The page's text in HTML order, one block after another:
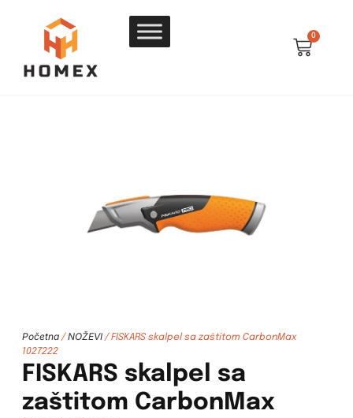
0
Početna/ NOŽEVI/ FISKARS skalpel sa zaštitom CarbonMax
1027222
FISKARS skalpel sa
zaštitom CarbonMax